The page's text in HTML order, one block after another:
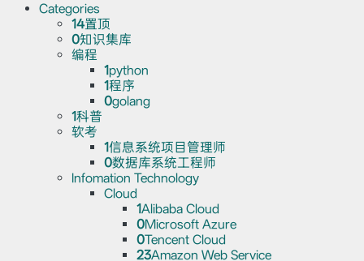
Categories
14置顶
0知识集库
编程
1python
1程序
0golang
1科普
软考
1信息系统项目管理师
0数据库系统工程师
Infomation Technology
Cloud
1Alibaba Cloud
0Microsoft Azure
0Tencent Cloud
23Amazon Web Service